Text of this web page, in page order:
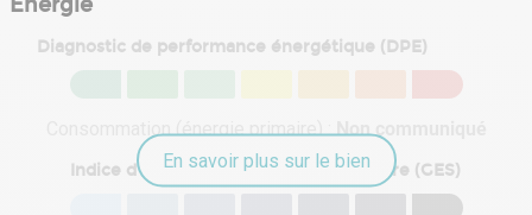
Diagnostic de performance énergétique (DPE)
Consommation (énergie primaire) :Non communiqué
Indice d'émission de gaz à effet de serre (GES)
En savoir plus sur le bien